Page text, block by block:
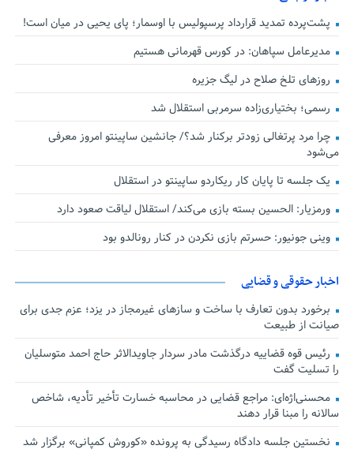
پشت‌پرده تمدید قرارداد پرسپولیس با اوسمار؛ پای یحیی در میان است!
مدیرعامل سپاهان: در کورس قهرمانی هستیم
روزهای تلخ صلاح در لیگ جزیره
رسمی؛ بختیاری‌زاده سرمربی استقلال شد
چرا مرد پرتغالی زودتر برکنار شد؟/ جانشین ساپینتو امروز معرفی
می‌شود
یک جلسه تا پایان کار ریکاردو ساپینتو در استقلال
ورمزیار: الحسین بسته بازی می‌کند/ استقلال لیاقت صعود دارد
وینی جونیور: حسرتم بازی نکردن در کنار رونالدو بود
اخبار حقوقی و قضایی
برخورد بدون تعارف با ساخت‌ و سازهای غیرمجاز در یزد؛ عزم جدی برای
صیانت از طبیعت
رئیس قوه قضاییه درگذشت مادر سردار جاویدالاثر حاج احمد متوسلیان
را تسلیت گفت
محسنی‌اژه‌ای: مراجع قضایی در محاسبه خسارت تأخیر تأدیه، شاخص
سالانه را مبنا قرار دهند
نخستین جلسه دادگاه رسیدگی به پرونده «کوروش کمپانی» برگزار شد